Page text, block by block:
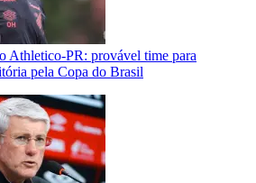
Athletico-PR: provável time para
pela Copa do Brasil